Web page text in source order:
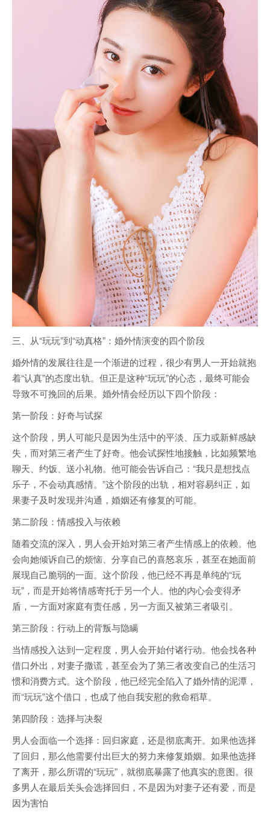
三、从“玩玩”到“动真格”：婚外情演变的四个阶段
婚外情的发展往往是一个渐进的过程，很少有男人一开始就抱
着“认真”的态度出轨。但正是这种“玩玩”的心态，最终可能会
导致不可挽回的后果。婚外情会经历以下四个阶段：
第一阶段：好奇与试探
这个阶段，男人可能只是因为生活中的平淡、压力或新鲜感缺
失，而对第三者产生了好奇。他会试探性地接触，比如频繁地
聊天、约饭、送小礼物。他可能会告诉自己：“我只是想找点
乐子，不会动真感情。”这个阶段的出轨，相对容易纠正，如
果妻子及时发现并沟通，婚姻还有修复的可能。
第二阶段：情感投入与依赖
随着交流的深入，男人会开始对第三者产生情感上的依赖。他
会向她倾诉自己的烦恼、分享自己的喜怒哀乐，甚至在她面前
展现自己脆弱的一面。这个阶段，他已经不再是单纯的“玩
玩”，而是开始将情感寄托于另一个人。他的内心会变得矛
盾，一方面对家庭有责任感，另一方面又被第三者吸引。
第三阶段：行动上的背叛与隐瞒
当情感投入达到一定程度，男人会开始付诸行动。他会找各种
借口外出，对妻子撒谎，甚至会为了第三者改变自己的生活习
惯和消费方式。这个阶段，他已经完全陷入了婚外情的泥潭，
而“玩玩”这个借口，也成了他自我安慰的救命稻草。
第四阶段：选择与决裂
男人会面临一个选择：回归家庭，还是彻底离开。如果他选择
了回归，那么他需要付出巨大的努力来修复婚姻。如果他选择
了离开，那么所谓的“玩玩”，就彻底暴露了他真实的意图。很
多男人在最后关头会选择回归，不是因为对妻子还有爱，而是
因为害怕